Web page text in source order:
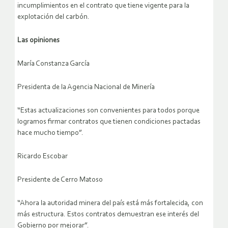
incumplimientos en el contrato que tiene vigente para la
explotación del carbón.
Las opiniones
María Constanza García
Presidenta de la Agencia Nacional de Minería
“Estas actualizaciones son convenientes para todos porque
logramos firmar contratos que tienen condiciones pactadas
hace mucho tiempo”.
Ricardo Escobar
Presidente de Cerro Matoso
“Ahora la autoridad minera del país está más fortalecida, con
más estructura. Estos contratos demuestran ese interés del
Gobierno por mejorar”.